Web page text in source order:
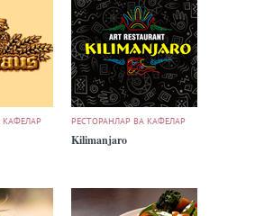
КАФЕЛАР РЕСТОРАНЛАР ВА КАФЕЛАР
Kilimanjaro